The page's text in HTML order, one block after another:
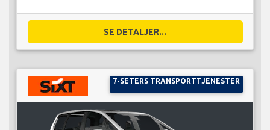
SE DETALJER...
7-SETERS TRANSPORTTJENESTER